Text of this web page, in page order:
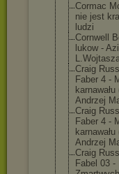
Cormac
nie jest
ludzi
Cornwell
lukow -
Craig
Faber 4 -
Andrzej
Craig
Faber 4 -
Andrzej
Craig
Fabel 03 -